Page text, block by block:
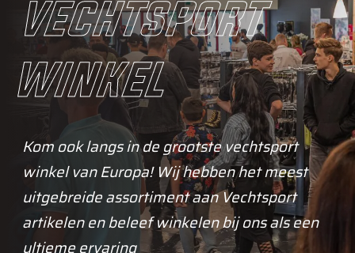
vechtsport
winkel
Kom ook langs in de grootste vechtsport
winkel van Europa! Wij hebben het meest
uitgebreide assortiment aan Vechtsport
artikelen en beleef winkelen bij ons als een
ultieme ervaring